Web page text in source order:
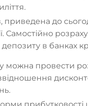
приведена до
Самостійно
в банках
можна провести
прибутковості